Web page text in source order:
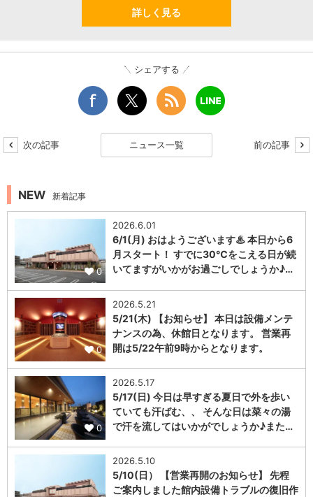
詳しく見る
シェアする
次の記事 ニュース一覧 前の記事
NEW 新着記事
0
2026.6.01
6/1(月) おはようございます♨ 本日から6
月スタート！ すでに30℃をこえる日が続
いてますがいかがお過ごしでしょうか♪…
0
2026.5.21
5/21(木) 【お知らせ】 本日は設備メンテ
ナンスの為、休館日となります。 営業再
開は5/22午前9時からとなります。
0
2026.5.17
5/17(日) 今日は早すぎる夏日で外を歩い
ていても汗ばむ、、 そんな日は菜々の湯
で汗を流してはいかがでしょうか♪また…
2026.5.10
5/10(日） 【営業再開のお知らせ】 先程
ご案内しました館内設備トラブルの復旧作